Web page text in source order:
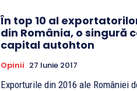
În top 10 al
din România, o singură
capital autohton
Opinii 27 Iunie 2017
Exporturile din 2016 ale României